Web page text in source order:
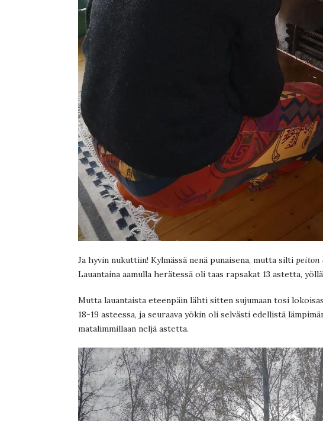
Ja hyvin nukuttiin! Kylmässä nenä punaisena, mutta silti peiton
Lauantaina aamulla herätessä oli taas rapsakat 13 astetta,
Mutta lauantaista eteenpäin lähti sitten sujumaan tosi
18-19 asteessa, ja seuraava yökin oli selvästi edellistä
matalimmillaan neljä astetta.